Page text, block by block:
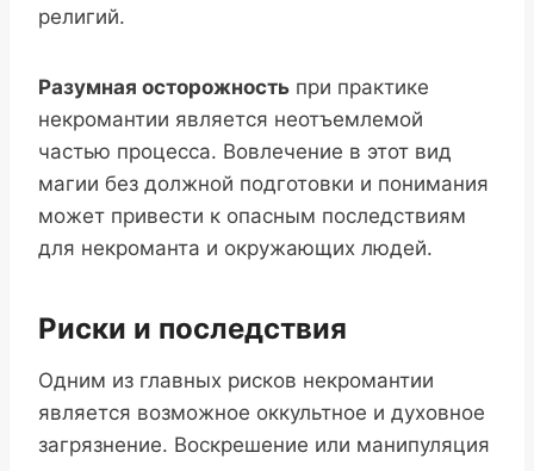
религий.
Разумная осторожность при практике
некромантии является неотъемлемой
частью процесса. Вовлечение в этот вид
магии без должной подготовки и понимания
может привести к опасным последствиям
для некроманта и окружающих людей.
Риски и последствия
Одним из главных рисков некромантии
является возможное оккультное и духовное
загрязнение. Воскрешение или манипуляция